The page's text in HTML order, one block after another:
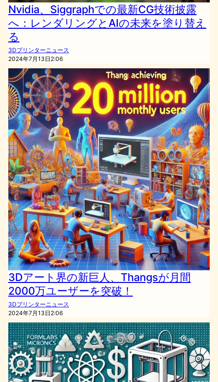
Nvidia、Siggraphでの最新CG技術披露
へ：レンダリングとAIの未来を塗り替え
る
3Dプリンターニュース
2024年7月13日2:06
3Dアート界の新巨人、Thangsが月間
2000万ユーザーを突破！
3Dプリンターニュース
2024年7月13日2:06